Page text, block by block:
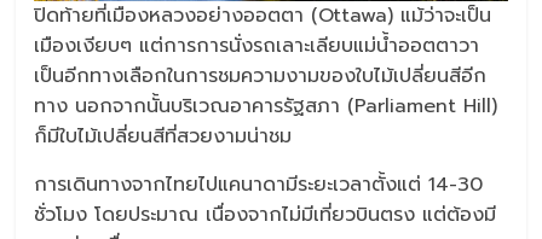
ปิดท้ายที่เมืองหลวงอย่างออตตา (Ottawa) แม้ว่าจะเป็น
เมืองเงียบๆ แต่การการนั่งรถเลาะเลียบแม่น้ำออตตาวา
เป็นอีกทางเลือกในการชมความงามของใบไม้เปลี่ยนสีอีก
ทาง นอกจากนั้นบริเวณอาคารรัฐสภา (Parliament Hill)
ก็มีใบไม้เปลี่ยนสีที่สวยงามน่าชม
การเดินทางจากไทยไปแคนาดามีระยะเวลาตั้งแต่ 14-30
ชั่วโมง โดยประมาณ เนื่องจากไม่มีเที่ยวบินตรง แต่ต้องมี